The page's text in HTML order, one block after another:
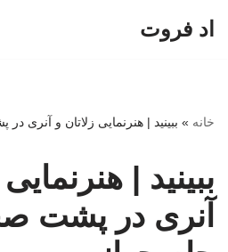
اد فروت
خانه » ببینید | هنرنمایی زلاتان و آنری
ببینید |
آنری در پشت